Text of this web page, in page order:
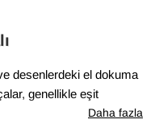
desenlerdeki el dokuma
genellikle eşit
ve sonra yan yana ve üst
Daha fazla